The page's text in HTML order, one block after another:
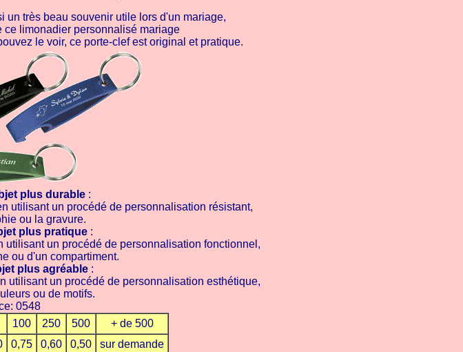
un très beau souvenir utile lors d'un mariage,
limonadier personnalisé mariage
le voir, ce porte-clef est original et pratique.
plus durable :
utilisant un procédé de personnalisation résistant,
ou la gravure.
plus pratique:
un procédé de personnalisation fonctionnel,
ou d'un compartiment.
plus agréable :
utilisant un procédé de personnalisation esthétique,
ou de motifs.
0548
100 250 500
+ de 500
0,75 0,60 0,50 sur demande